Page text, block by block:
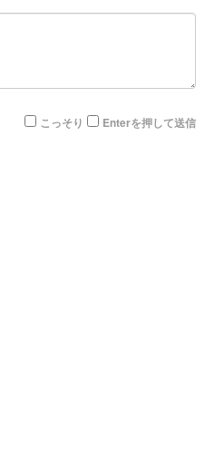
こっそり Enterを押して送信